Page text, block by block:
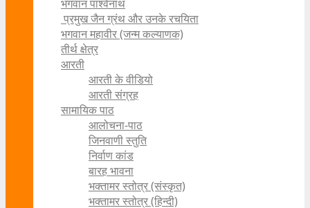
भगवान पार्श्वनाथ
प्रमुख जैन ग्रंथ और उनके रचयिता
भगवान महावीर (जन्म कल्याणक)
तीर्थ क्षेत्र
आरती
आरती के वीडियो
आरती संग्रह
सामायिक पाठ
आलोचना-पाठ
जिनवाणी स्तुति
निर्वाण कांड
बारह भावना
भक्तामर स्तोत्र (संस्कृत)
भक्तामर स्तोत्र (हिन्दी)